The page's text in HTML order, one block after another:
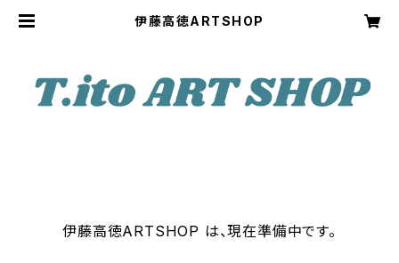
伊藤高徳ARTSHOP
伊藤高徳ARTSHOP は、現在準備中です。